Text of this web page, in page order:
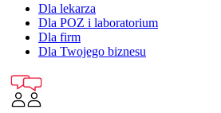
Dla lekarza
Dla POZ i laboratorium
Dla firm
Dla Twojego biznesu